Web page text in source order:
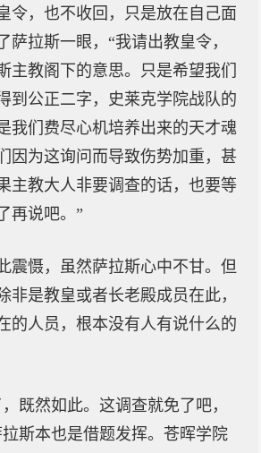
令，也不收回，只是放在自己面
萨拉斯一眼，“我请出教皇令，
主教阁下的意思。只是希望我们
到公正二字，史莱克学院战队的
我们费尽心机培养出来的天才魂
因为这询问而导致伤势加重，甚
主教大人非要调查的话，也要等
再说吧。”
震慑，虽然萨拉斯心中不甘。但
非是教皇或者长老殿成员在此，
的人员，根本没有人有说什么的
既然如此。这调查就免了吧，
斯本也是借题发挥。苍晖学院